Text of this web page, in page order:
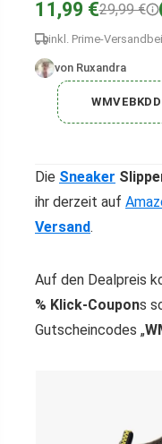
11,99 €29,99 €
inkl. Prime-Versand bei
von Ruxandra
WMVEBKDD
Die Sneaker
ihr derzeit auf
Versand.
Auf den Dealpreis
% Klick-Coupons
Gutscheincodes „